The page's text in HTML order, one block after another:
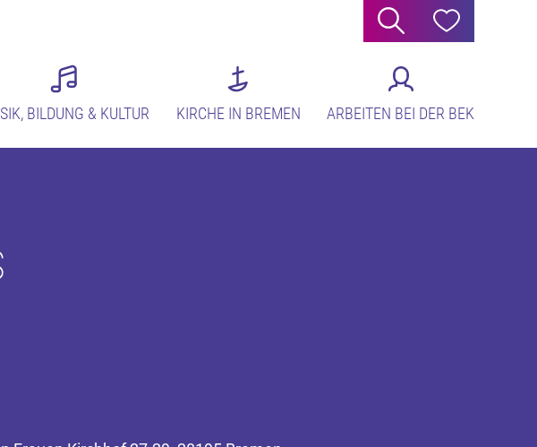
Suche Hilfe
BILDUNG & KULTUR KIRCHE IN BREMEN ARBEITEN BEI DER BEK